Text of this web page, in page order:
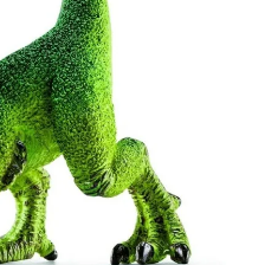
150₽
символов) о товаре
с обязательным
в нашем магазине
150₽